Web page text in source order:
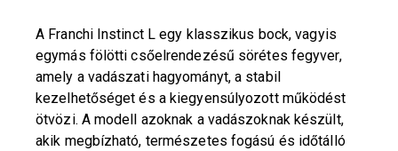
A Franchi Instinct L egy klasszikus bock, vagyis
egymás fölötti csőelrendezésű sörétes fegyver,
amely a vadászati hagyományt, a stabil
kezelhetőséget és a kiegyensúlyozott működést
ötvözi. A modell azoknak a vadászoknak készült,
akik megbízható, természetes fogású és időtálló